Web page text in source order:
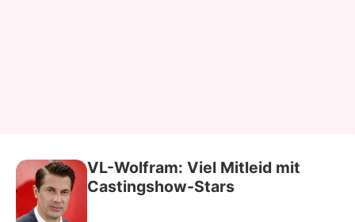
VL-Wolfram: Viel Mitleid mit
Castingshow-Stars